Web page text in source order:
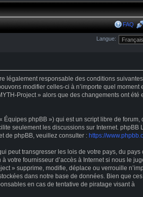
FAQ
Langue:
légalement responsable des conditions
modifier celles-ci à n’importe quel moment
Project » alors que des changements ont été
phpBB ») qui est un script libre de forum,
seulement les discussions sur Internet. phpBB
de phpBB, veuillez consulter : https://
peut transgresser les lois de votre pays, du pays
votre fournisseur d’accès à Internet si nous le
» supprime, modifie, déplace ou verrouille
dans notre base de données. Bien que ces
en cas de tentative de piratage visant à